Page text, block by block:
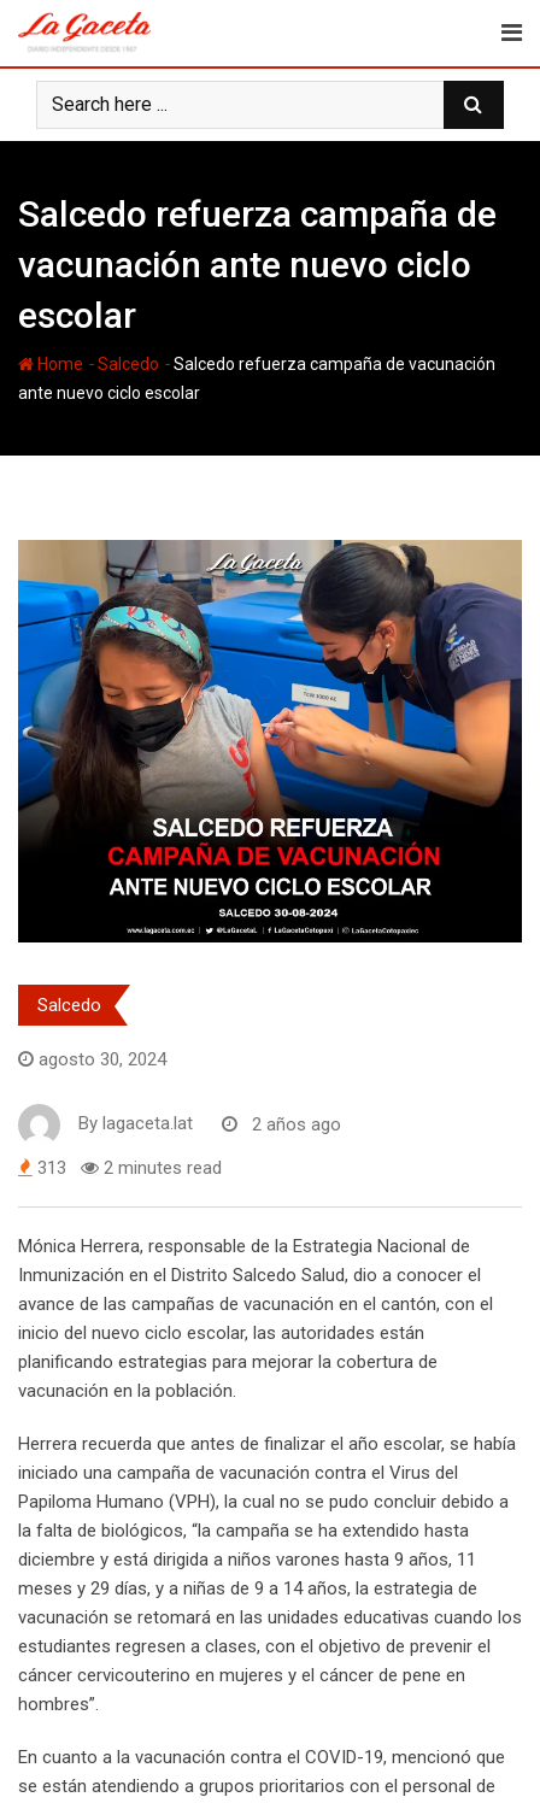
content
Salcedo refuerza campaña de
vacunación ante nuevo ciclo
escolar
Home -Salcedo -Salcedo refuerza campaña de vacunación
ante nuevo ciclo escolar
Salcedo
agosto 30, 2024
By lagaceta.lat 2 años ago
313 2 minutes read
Mónica Herrera, responsable de la Estrategia Nacional de
Inmunización en el Distrito Salcedo Salud, dio a conocer el
avance de las campañas de vacunación en el cantón, con el
inicio del nuevo ciclo escolar, las autoridades están
planificando estrategias para mejorar la cobertura de
vacunación en la población.
Herrera recuerda que antes de finalizar el año escolar, se había
iniciado una campaña de vacunación contra el Virus del
Papiloma Humano (VPH), la cual no se pudo concluir debido a
la falta de biológicos, “la campaña se ha extendido hasta
diciembre y está dirigida a niños varones hasta 9 años, 11
meses y 29 días, y a niñas de 9 a 14 años, la estrategia de
vacunación se retomará en las unidades educativas cuando los
estudiantes regresen a clases, con el objetivo de prevenir el
cáncer cervicouterino en mujeres y el cáncer de pene en
hombres”.
En cuanto a la vacunación contra el COVID-19, mencionó que
se están atendiendo a grupos prioritarios con el personal de